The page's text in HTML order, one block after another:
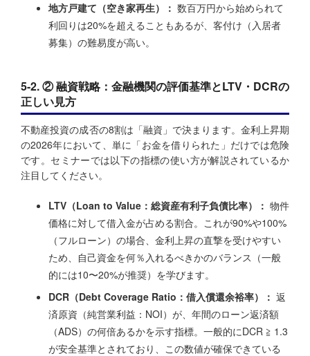
地方戸建て（空き家再生）： 数百万円から始められて
利回りは20%を超えることもあるが、客付け（入居者
募集）の難易度が高い。
5-2. ② 融資戦略：金融機関の評価基準とLTV・DCRの
正しい見方
不動産投資の成否の8割は「融資」で決まります。金利上昇期
の2026年において、単に「お金を借りられた」だけでは危険
です。セミナーでは以下の指標の使い方が解説されているか
注目してください。
LTV（Loan to Value：総資産有利子負債比率）： 物件
価格に対して借入金が占める割合。これが90%や100%
（フルローン）の場合、金利上昇の直撃を受けやすい
ため、自己資金を何％入れるべきかのバランス（一般
的には10〜20%が推奨）を学びます。
DCR（Debt Coverage Ratio：借入償還余裕率）： 返
済原資（純営業利益：NOI）が、年間のローン返済額
（ADS）の何倍あるかを示す指標。一般的にDCR ≧ 1.3
が安全基準とされており、この数値が確保できている